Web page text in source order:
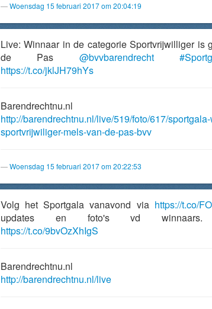
Woensdag 15 februari 2017 om 20:04:19
Live: Winnaar in de categorie Sportvrijwilliger is
de Pas @bvvbarendrecht
https://t.co/jklJH79hYs
Barendrechtnu.nl
http://barendrechtnu.nl/live/519/foto/617/
sportvrijwiliger-mels-van-de-pas-bvv
Woensdag 15 februari 2017 om 20:22:53
Volg het Sportgala vanavond via https://t.co/
updates en foto's vd winnaars.
https://t.co/9bvOzXhIgS
Barendrechtnu.nl
http://barendrechtnu.nl/live